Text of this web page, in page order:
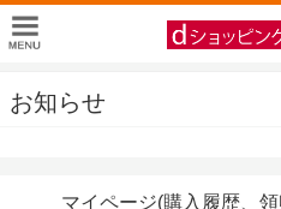
お知らせ
マイページ(購入履歴、